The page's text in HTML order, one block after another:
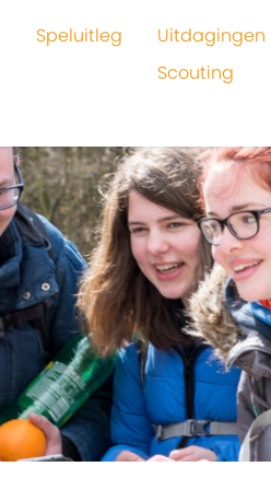
Speluitleg
Uitdagingen
Scouting